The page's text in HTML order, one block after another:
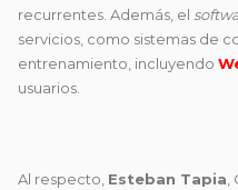
recurrentes. Además, el
servicios, como sistemas de
entrenamiento, incluyendo
usuarios.
Al respecto, Esteban Tapia,